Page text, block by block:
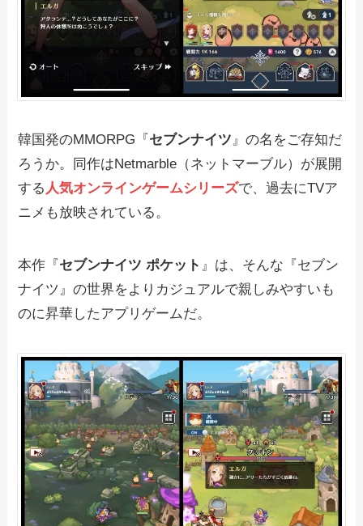
韓国発のMMORPG『 セブンナイツ』の名をご存知だ
ろうか。同作はNetmarble（ネットマーブル）が展開
する 人気オンラインゲームシリーズで、過去にTVア
ニメも放映されている。
本作『セブンナイツ ポケット 』は、そんな『セブン
ナイツ』の世界をよりカジュアルで親しみやすいも
のに昇華したアプリゲームだ。